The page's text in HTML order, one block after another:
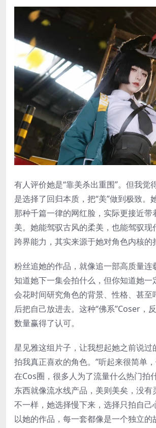
有人评价她是“靠美杀出重围”。但我觉
是选择了回归本质，把“美”做到极致。
那种千篇一律的网红脸，实际更接近带
美。她能驾驭古风的柔美，也能驾驭现
跨界能力，其实来源于她对角色内核的
粉丝追她的作品，就像追一部高质量
知道她下一集会拍什么，但你知道她一
会花时间研究角色的背景、性格、甚至
后把自己放进去。这种“佛系”Coser，
数量赢得了认可。
星见雅这组片子，让我想起她之前说过
拍我真正喜欢的角色。”听起来很简单，
在Cos圈，很多人为了流量什么热门拍
东西就像流水线产品，美则美矣，没有
不一样，她选择慢下来，选择只拍自己
以她的作品，每一套都像是一个独立的